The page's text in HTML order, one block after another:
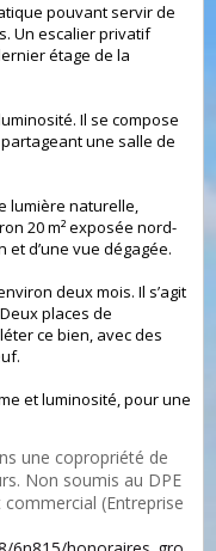
pouvant servir de
Un escalier privatif
étage de la
Il se compose
partageant une salle de
lumière naturelle,
20 m² exposée nord-
d’une vue dégagée.
deux mois. Il s’agit
places de
ce bien, avec des
et luminosité, pour une
une copropriété de
Non soumis au DPE
(Entreprise